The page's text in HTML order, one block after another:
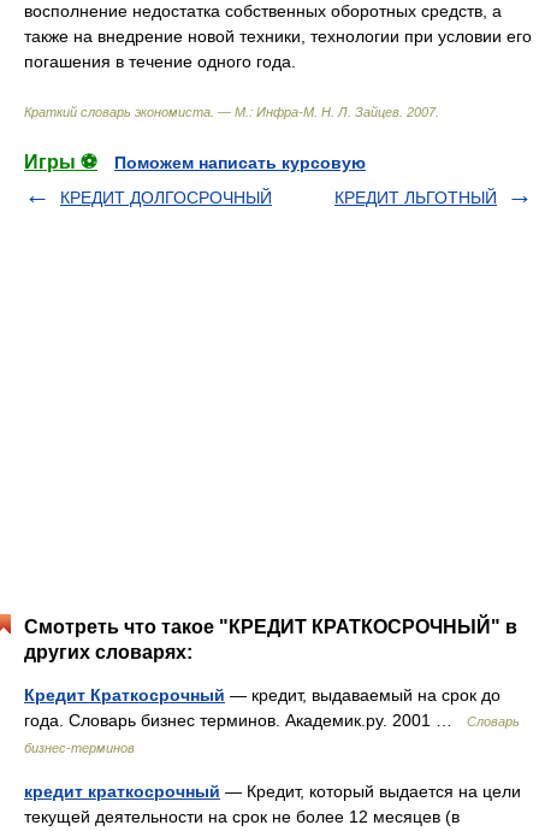
восполнение недостатка собственных оборотных средств, а
также на внедрение новой техники, технологии при условии его
погашения в течение одного года.
Краткий словарь экономиста. — М.: Инфра-М Н. Л. Зайцев 2007.
Игры ⚽
Поможем написать курсовую
КРЕДИТ ДОЛГОСРОЧНЫЙ
КРЕДИТ ЛЬГОТНЫЙ
Смотреть что такое "КРЕДИТ КРАТКОСРОЧНЫЙ" в
других словарях:
Кредит Краткосрочный — кредит, выдаваемый на срок до
года. Словарь бизнес терминов. Академик.ру. 2001 …
Словарь
бизнес-терминов
кредит краткосрочный — Кредит, который выдается на цели
текущей деятельности на срок не более 12 месяцев (в